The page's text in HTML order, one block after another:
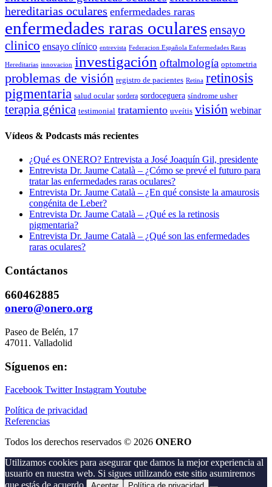
hereditarias oculares enfermedades raras
enfermedades raras ocularesensayo
clinico ensayo clínico entrevista Federacion Española Enfermedades Raras
Hereditarias innovacion investigación oftalmología optometria
problemas de visión registro de pacientes Retina retinosis
pigmentaria salud ocular sordera sordoceguera síndrome usher
terapia génica testimonial tratamiento uveítis visión webinar
Vídeos & Podcasts más recientes
¿Qué es ONERO? Entrevista a José Joaquín Gil, presidente
Entrevista Dr. Jaume Català – ¿Cómo se prevé el futuro para
tratar las enfermedades raras oculares?
Entrevista Dr. Jaume Català – ¿En qué consiste la amaurosis
congénita de Leber?
Entrevista Dr. Jaume Català – ¿Qué es la retinosis
pigmentaria?
Entrevista Dr. Jaume Català – ¿Qué son las enfermedades
raras oculares?
Contáctanos
660462885
onero@onero.org
Paseo de Belén, 17
47011. Valladolid
Síguenos en:
Facebook Twitter InstagramYoutube
Política de privacidad
Referencias
Todos los derechos reservados © 2026 ONERO
Utilizamos cookies para asegurar que damos la mejor experiencia al
usuario en nuestra web. Si sigues utilizando este sitio asumiremos